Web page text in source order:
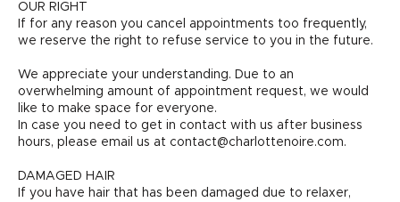
OUR RIGHT
If for any reason you cancel appointments too frequently,
we reserve the right to refuse service to you in the future.
We appreciate your understanding. Due to an
overwhelming amount of appointment request, we would
like to make space for everyone.
In case you need to get in contact with us after business
hours, please email us at contact@charlottenoire.com.
DAMAGED HAIR
If you have hair that has been damaged due to relaxer,